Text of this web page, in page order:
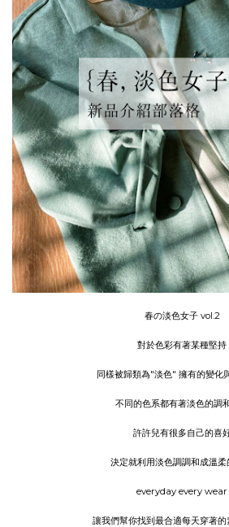
春の淡色女子 vol.2
對於色彩有著某種堅持
同樣被歸類為"淡色" 擁有的變化
不同的色系都有著淡色的調
許許兒有很多自己的喜
決定就利用淡色調調和成溫柔
everyday every wear
讓我們幫你找到最合適每天穿著